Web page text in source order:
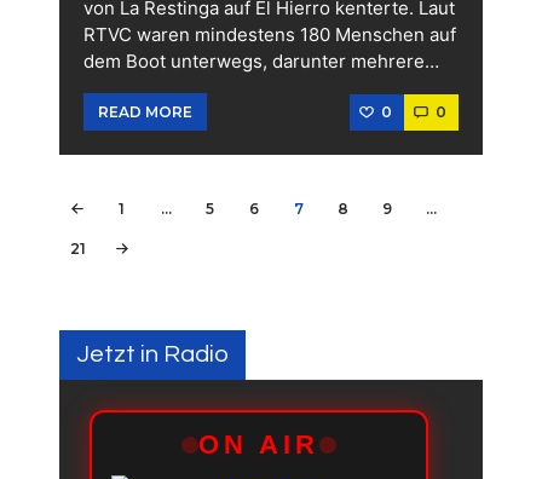
von La Restinga auf El Hierro kenterte. Laut
RTVC waren mindestens 180 Menschen auf
dem Boot unterwegs, darunter mehrere…
READ MORE 0 0
Seitennummerierung
der
<
PAGE
1 … PAGE
5 PAGE
6 PAGE
7 PAGE
8 PAGE
9 …
PAGE
21
Jetzt in Radio